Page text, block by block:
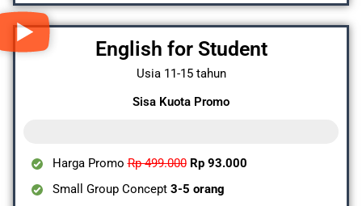
English for Student
Usia 11-15 tahun
Sisa Kuota Promo
Harga PromoRp 499.000 Rp 93.000
Small Group Concept 3-5 orang